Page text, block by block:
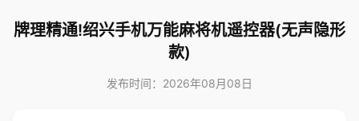
牌理精通!绍兴手机万能麻将机遥控器(无声隐形
款)
发布时间：2026年08月08日